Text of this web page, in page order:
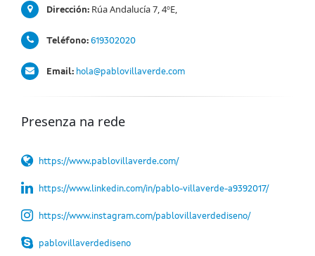
Dirección: Rúa Andalucía 7, 4ºE,
Teléfono: 619302020
Email: hola@pablovillaverde.com
Presenza na rede
https://www.pablovillaverde.com/
https://www.linkedin.com/in/pablo-villaverde-a9392017/
https://www.instagram.com/pablovillaverdediseno/
pablovillaverdediseno